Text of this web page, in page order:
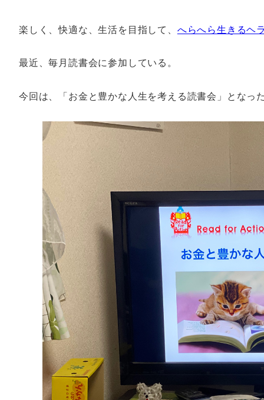
楽しく、快適な、生活を目指して、 へらへら生きるヘ
最近、毎月読書会に参加している。
今回は、「お金と豊かな人生を考える読書会」となっ